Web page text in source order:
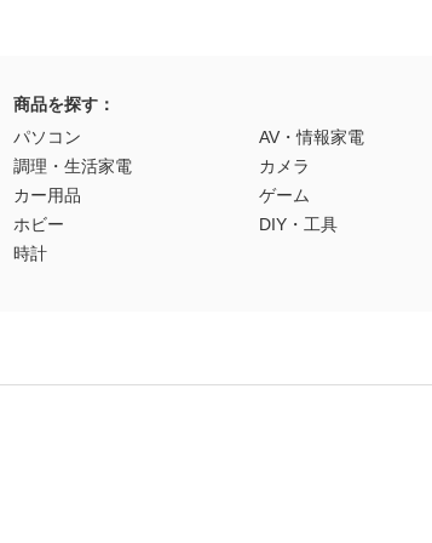
商品を探す：
パソコン
AV・情報家電
調理・生活家電
カメラ
カー用品
ゲーム
ホビー
DIY・工具
時計